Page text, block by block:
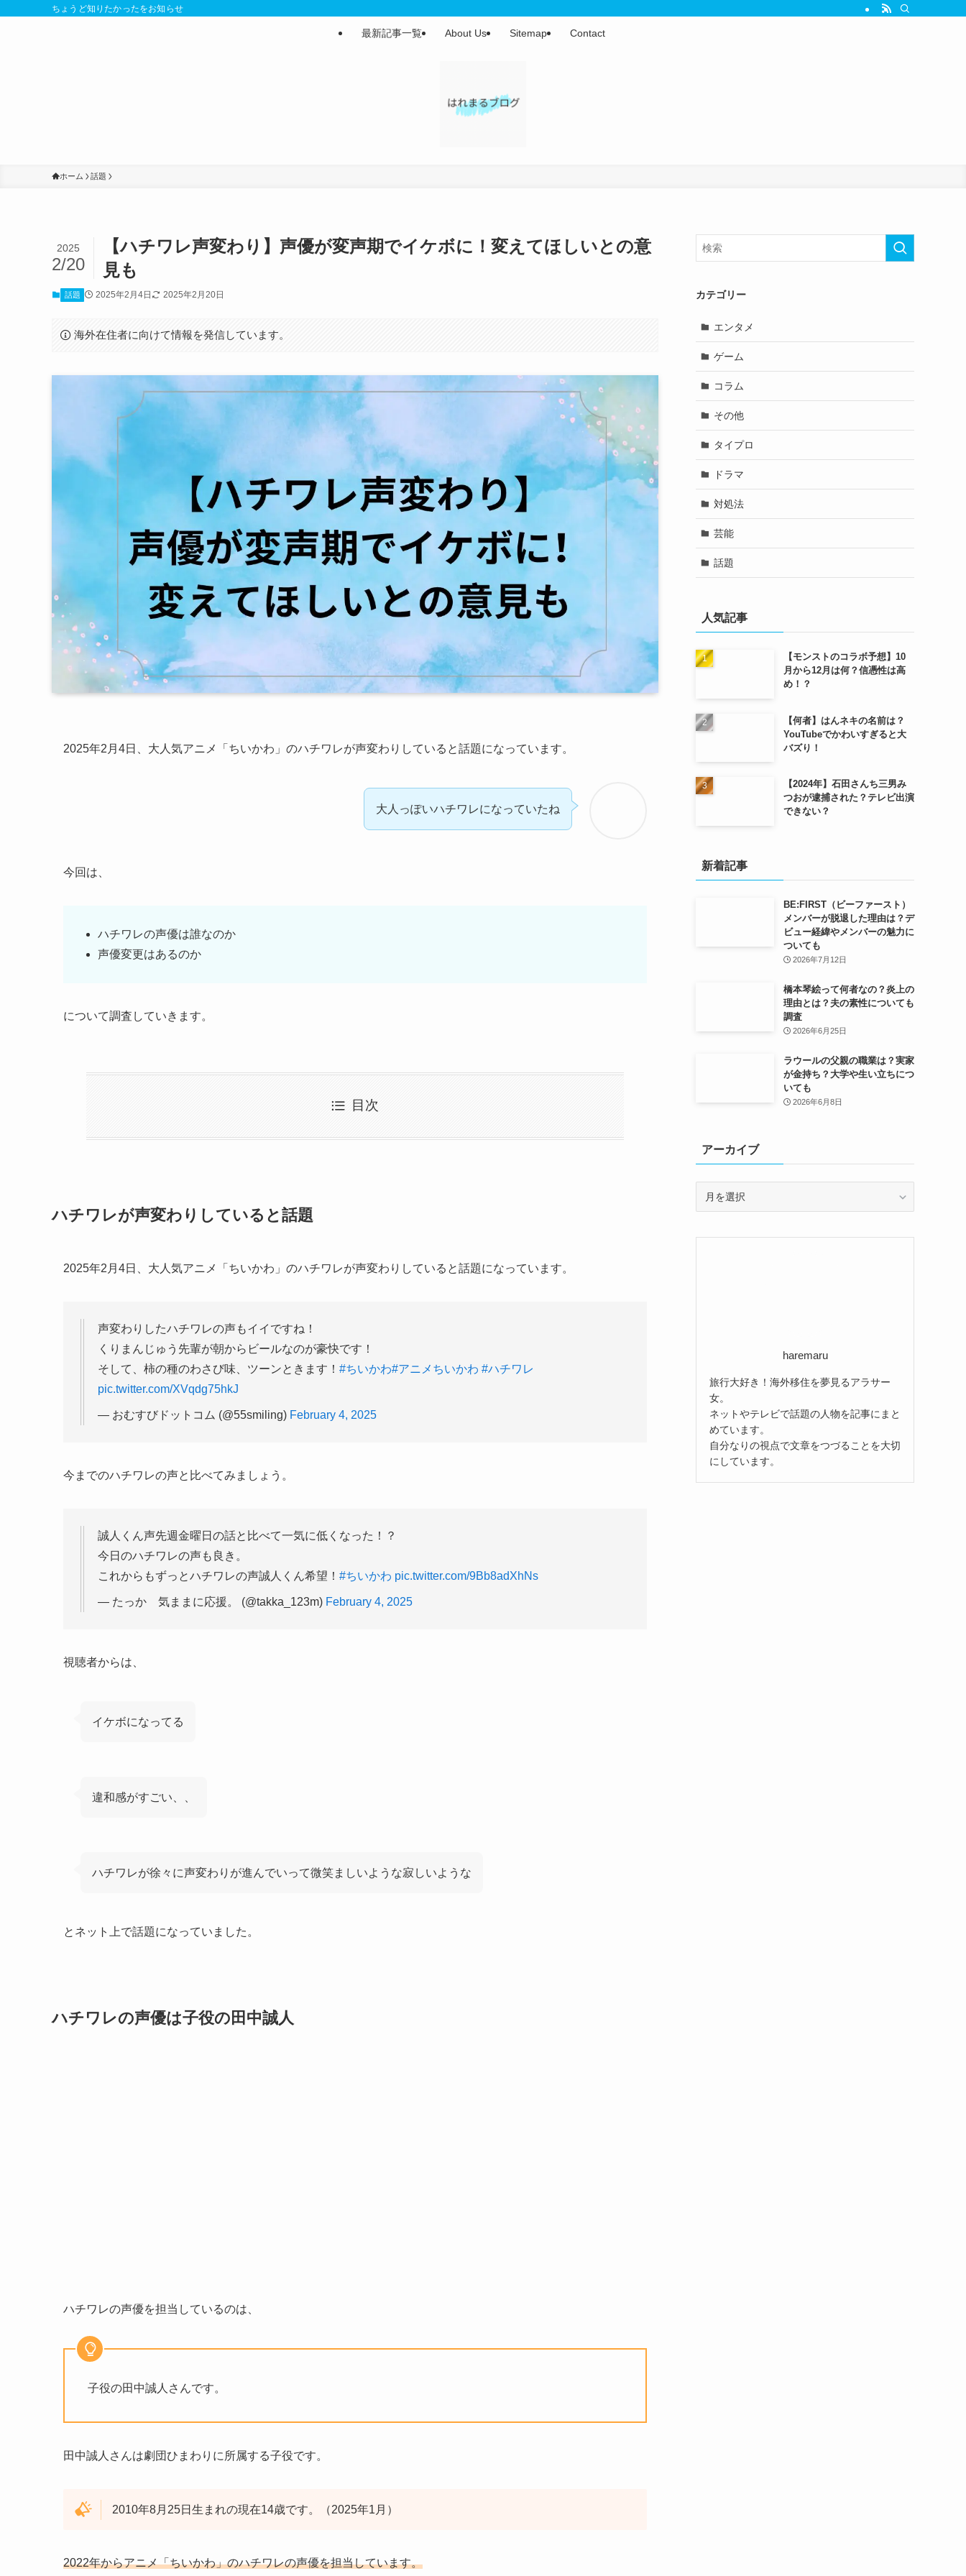
ちょうど知りたかったをお知らせ
最新記事一覧 About Us Sitemap Contact
ホーム 話題
【ハチワレ声変わり】声優が変声期でイケボに！変えてほしいとの意
見も
2025
2/20
話題 2025年2月4日 2025年2月20日
海外在住者に向けて情報を発信しています。
2025年2月4日、大人気アニメ「ちいかわ」のハチワレが声変わりしていると話題になっています。
大人っぽいハチワレになっていたね
今回は、
ハチワレの声優は誰なのか
声優変更はあるのか
について調査していきます。
目次
ハチワレが声変わりしていると話題
2025年2月4日、大人気アニメ「ちいかわ」のハチワレが声変わりしていると話題になっています。
声変わりしたハチワレの声もイイですね！
くりまんじゅう先輩が朝からビールなのが豪快です！
そして、柿の種のわさび味、ツーンときます！ #ちいかわ#アニメちいかわ #ハチワレ
pic.twitter.com/XVqdg75hkJ
— おむすびドットコム (@55smiling) February 4, 2025
今までのハチワレの声と比べてみましょう。
誠人くん声先週金曜日の話と比べて一気に低くなった！？
今日のハチワレの声も良き。
これからもずっとハチワレの声誠人くん希望！ #ちいかわ pic.twitter.com/9Bb8adXhNs
— たっか 気ままに応援。 (@takka_123m) February 4, 2025
視聴者からは、
イケボになってる
違和感がすごい、、
ハチワレが徐々に声変わりが進んでいって微笑ましいような寂しいような
とネット上で話題になっていました。
ハチワレの声優は子役の田中誠人
ハチワレの声優を担当しているのは、
子役の田中誠人さんです。
田中誠人さんは劇団ひまわりに所属する子役です。
2010年8月25日生まれの現在14歳です。（2025年1月）
2022年からアニメ「ちいかわ」のハチワレの声優を担当しています。
カテゴリー
エンタメ
ゲーム
コラム
その他
タイプロ
ドラマ
対処法
芸能
話題
人気記事
【モンストのコラボ予想】10
月から12月は何？信憑性は高
め！？
【何者】はんネキの名前は？
YouTubeでかわいすぎると大
バズり！
【2024年】石田さんち三男み
つおが逮捕された？テレビ出演
できない？
新着記事
BE:FIRST（ビーファースト）
メンバーが脱退した理由は？デ
ビュー経緯やメンバーの魅力に
ついても
2026年7月12日
橋本琴絵って何者なの？炎上の
理由とは？夫の素性についても
調査
2026年6月25日
ラウールの父親の職業は？実家
が金持ち？大学や生い立ちにつ
いても
2026年6月8日
アーカイブ
イ
haremaru
旅行大好き！海外移住を夢見るアラサー
女。
ネットやテレビで話題の人物を記事にまと
めています。
自分なりの視点で文章をつづることを大切
にしています。